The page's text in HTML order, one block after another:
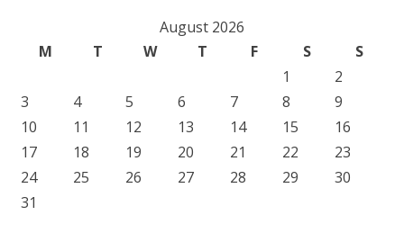
August 2026
M
T W T F S
S
1
2
3
4 5 6 7 8
9
10
11 12 13 14 15
16
17
18 19 20 21 22
23
24
25 26 27 28 29
30
31